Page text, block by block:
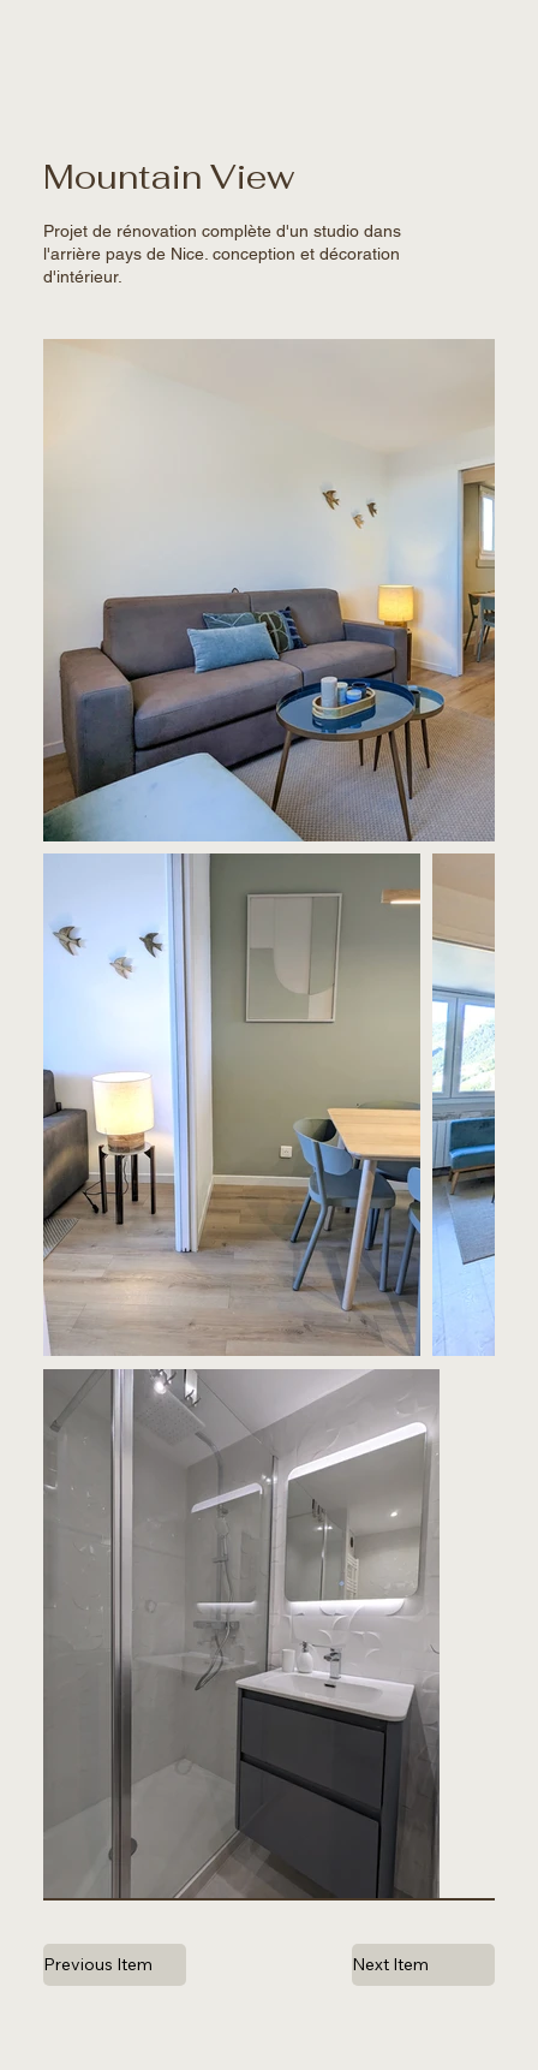
Mountain View
Projet de rénovation complète d'un studio dans
l'arrière pays de Nice. conception et décoration
d'intérieur.
Next Item
Previous Item